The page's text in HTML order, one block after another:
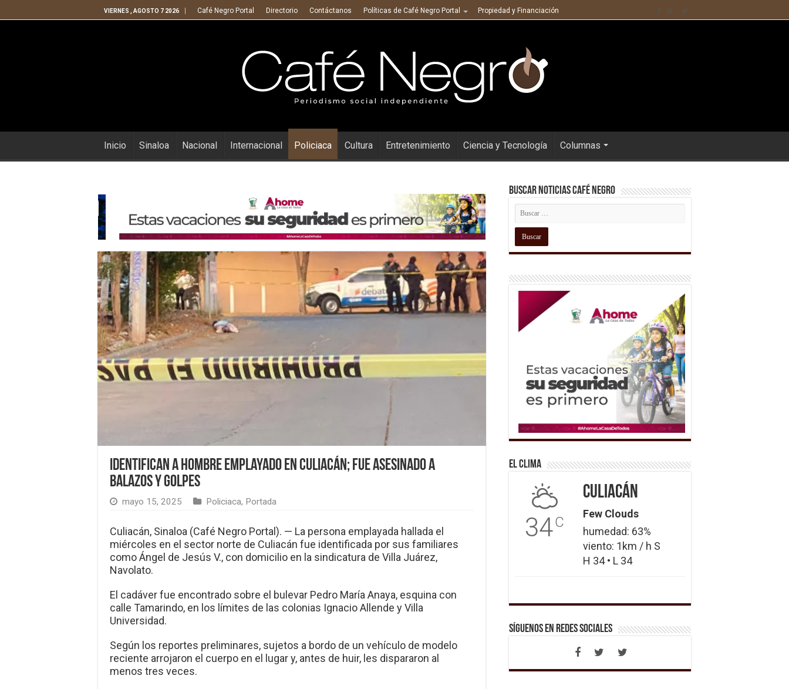
VIERNES , AGOSTO 7 2026 Café Negro Portal Directorio Contáctanos Políticas de Café Negro Portal Propiedad y Financiación
Inicio Sinaloa Nacional Internacional Policiaca Cultura Entretenimiento Ciencia y Tecnología Columnas
Identifican a hombre emplayado en Culiacán; fue asesinado a
balazos y golpes
mayo 15, 2025 Policiaca, Portada
Culiacán, Sinaloa (Café Negro Portal). — La persona emplayada hallada el
miércoles en el sector norte de Culiacán fue identificada por sus familiares
como Ángel de Jesús V., con domicilio en la sindicatura de Villa Juárez,
Navolato.
El cadáver fue encontrado sobre el bulevar Pedro María Anaya, esquina con
calle Tamarindo, en los límites de las colonias Ignacio Allende y Villa
Universidad.
Según los reportes preliminares, sujetos a bordo de un vehículo de modelo
reciente arrojaron el cuerpo en el lugar y, antes de huir, les dispararon al
menos tres veces.
Buscar Noticias Café Negro
El Clima
34C
Culiacán
Few Clouds
humedad: 63%
viento: 1km / h S
H 34 • L 34
Síguenos en Redes Sociales